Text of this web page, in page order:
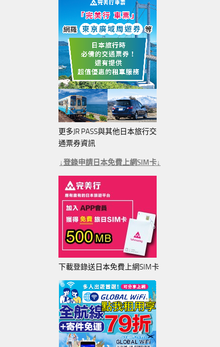
更多JR PASS與其他日本旅行交
通票券資訊
↓登錄申請日本免費上網SIM卡↓
下載登錄送日本免費上網SIM卡